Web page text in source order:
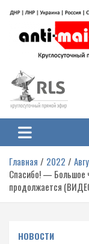
содержимому
на Украине
гражданской войне
ЛНР и других регионах.
Главная 2022
Спасибо! — Большое
продолжается
НОВОСТИ